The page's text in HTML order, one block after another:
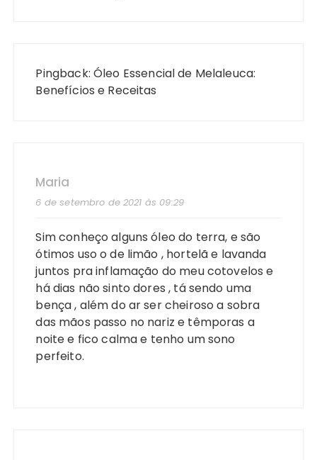
Pingback: Óleo Essencial de Melaleuca:
Benefícios e Receitas
Maria
6 de setembro de 2021 às 09:29
Sim conheço alguns óleo do terra, e são
ótimos uso o de limão , hortelã e lavanda
juntos pra inflamação do meu cotovelos e
há dias não sinto dores , tá sendo uma
bença , além do ar ser cheiroso a sobra
das mãos passo no nariz e têmporas a
noite e fico calma e tenho um sono
perfeito.